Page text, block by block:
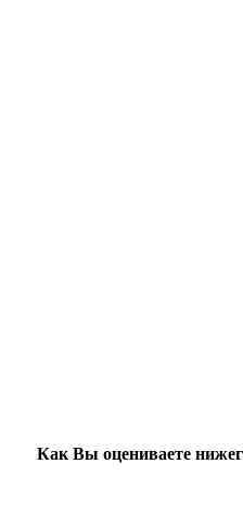
Как Вы оцениваете